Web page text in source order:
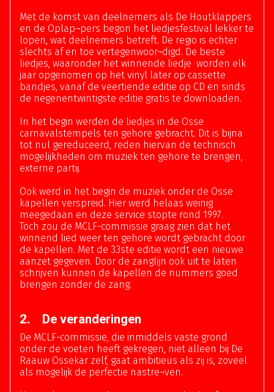
Met de komst van deelnemers als De Houtklappers
en de Oplap¬pers begon het liedjesfestival lekker te
lopen, wat deelnemers betreft. De regio is echter
slechts af en toe vertegenwoor¬digd. De beste
liedjes, waaronder het winnende liedje worden elk
jaar opgenomen op het vinyl later op cassette
bandjes, vanaf de veertiende editie op CD en sinds
de negenentwintigste editie gratis te downloaden.
In het begin werden de liedjes in de Osse
carnavalstempels ten gehore gebracht. Dit is bijna
tot nul gereduceerd, reden hiervan de technisch
mogelijkheden om muziek ten gehore te brengen,
externe partij.
Ook werd in het begin de muziek onder de Osse
kapellen verspreid. Hier werd helaas weinig
meegedaan en deze service stopte rond 1997.
Toch zou de MCLF-commissie graag zien dat het
winnend lied weer ten gehore wordt gebracht door
de kapellen. Met de 33ste editie wordt een nieuwe
aanzet gegeven. Door de zanglijn ook uit te laten
schrijven kunnen de kapellen de nummers goed
brengen zonder de zang.
2. De veranderingen
De MCLF-commissie, die inmiddels vaste grond
onder de voeten heeft gekregen, niet alleen bij De
Raauw Ossekar zelf, gaat ambitieus als zij is, zoveel
als mogelijk de perfectie nastre¬ven.